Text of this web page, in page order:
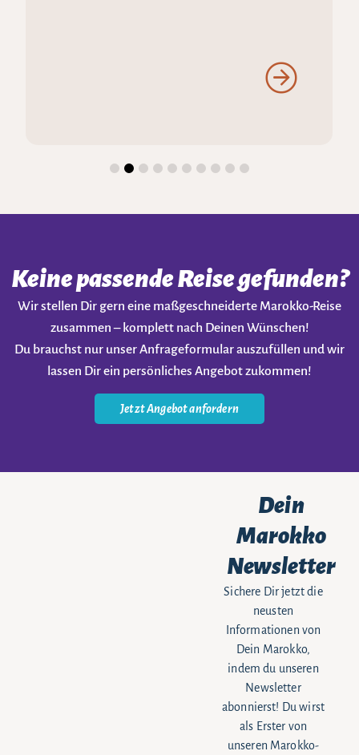
Keine passende Reise gefunden?
Wir stellen Dir gern eine maßgeschneiderte Marokko-Reise
zusammen – komplett nach Deinen Wünschen!
Du brauchst nur unser Anfrageformular auszufüllen und wir
lassen Dir ein persönliches Angebot zukommen!
Jetzt Angebot anfordern
Dein
Marokko
Newsletter
Sichere Dir jetzt die
neusten
Informationen von
Dein Marokko,
indem du unseren
Newsletter
abonnierst! Du wirst
als Erster von
unseren Marokko-